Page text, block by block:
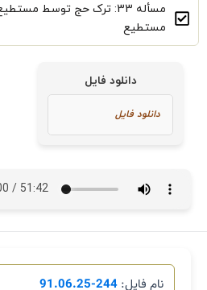
مسأله 33: ترک حج توسط
مستطیع
دانلود فایل
نام فایل: 244-91.06.25